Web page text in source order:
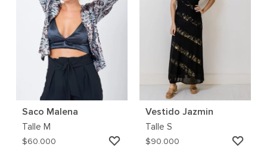
Saco Malena
Talle M
$60.000
AGREGAR
Vestido Jazmin
Talle S
$90.000